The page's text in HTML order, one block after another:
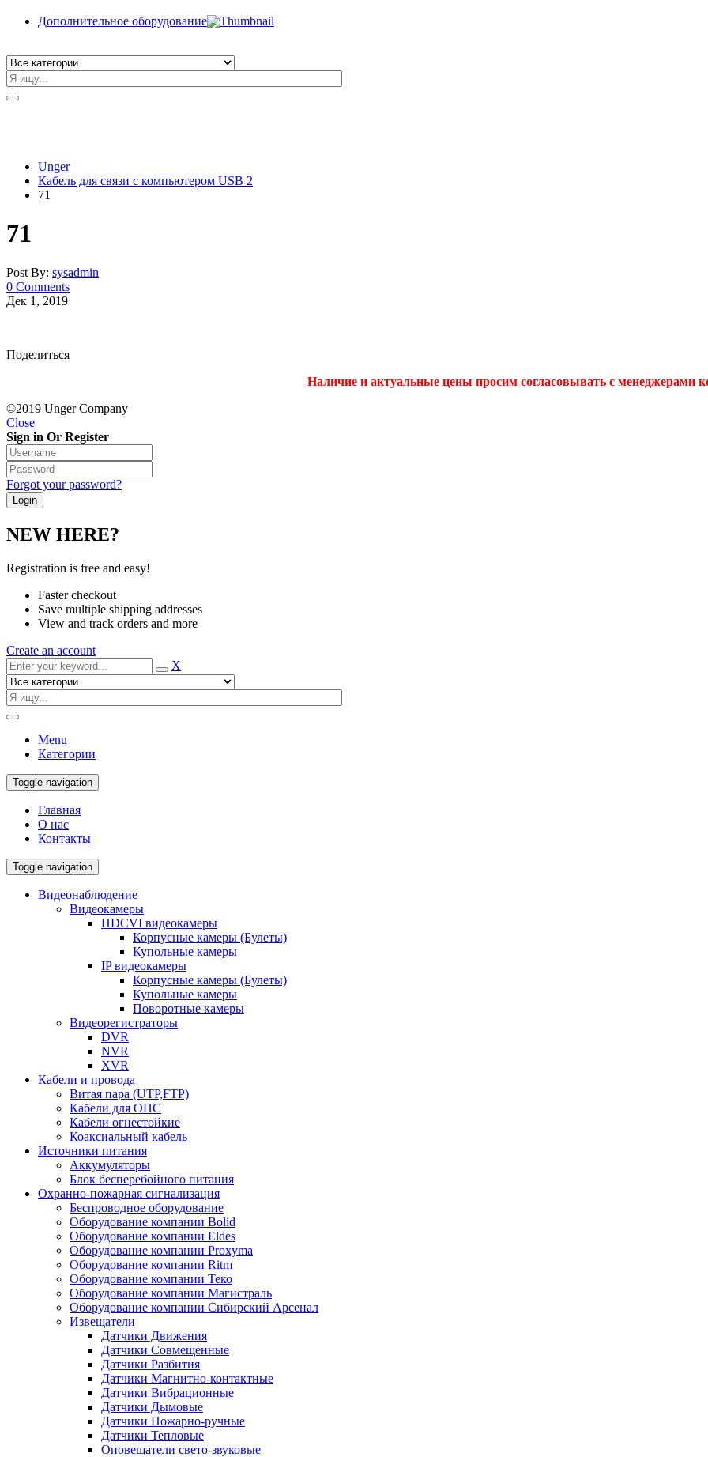
Дополнительное оборудование
Unger
Кабель для связи с компьютером USB 2
71
71
Post By: sysadmin
0 Comments
Дек 1, 2019
Поделиться
Наличие и актуальные цены просим согласовывать с менеджерами
©2019 Unger Company
Close
Sign in Or Register
Forgot your password?
NEW HERE?
Registration is free and easy!
Faster checkout
Save multiple shipping addresses
View and track orders and more
Create an account
X
Menu
Категории
Toggle navigation
Главная
О нас
Контакты
Toggle navigation
Видеонаблюдение
Видеокамеры
HDCVI видеокамеры
Корпусные камеры (Булеты)
Купольные камеры
IP видеокамеры
Корпусные камеры (Булеты)
Купольные камеры
Поворотные камеры
Видеорегистраторы
DVR
NVR
XVR
Кабели и провода
Витая пара (UTP,FTP)
Кабели для ОПС
Кабели огнестойкие
Коаксиальный кабель
Источники питания
Аккумуляторы
Блок бесперебойного питания
Охранно-пожарная сигнализация
Беспроводное оборудование
Оборудование компании Bolid
Оборудование компании Eldes
Оборудование компании Proxyma
Оборудование компании Ritm
Оборудование компании Теко
Оборудование компании Магистраль
Оборудование компании Сибирский Арсенал
Извещатели
Датчики Движения
Датчики Совмещенные
Датчики Разбития
Датчики Магнитно-контактные
Датчики Вибрационные
Датчики Дымовые
Датчики Пожарно-ручные
Датчики Тепловые
Оповещатели свето-звуковые